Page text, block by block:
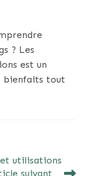
? Les
est un
bienfaits tout
utilisations
suivant